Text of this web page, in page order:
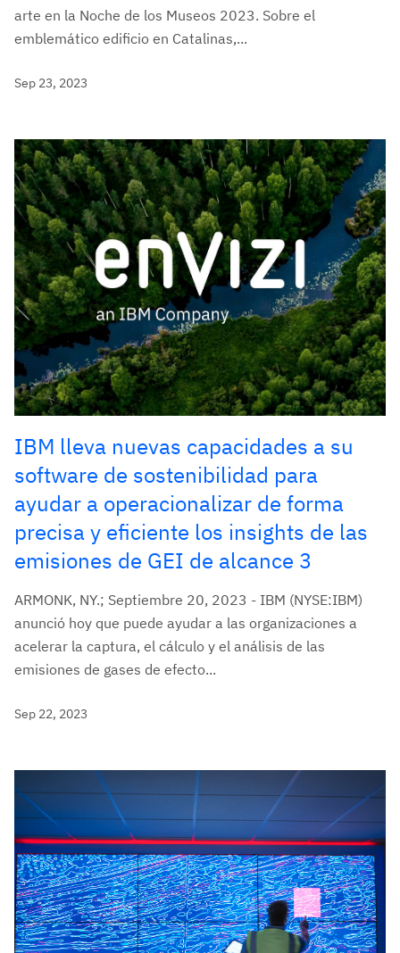
arte en la Noche de los Museos 2023. Sobre el
emblemático edificio en Catalinas,...
Sep 23, 2023
IBM lleva nuevas capacidades a su
software de sostenibilidad para
ayudar a operacionalizar de forma
precisa y eficiente los insights de las
emisiones de GEI de alcance 3
ARMONK, NY.; Septiembre 20, 2023 - IBM (NYSE:IBM)
anunció hoy que puede ayudar a las organizaciones a
acelerar la captura, el cálculo y el análisis de las
emisiones de gases de efecto...
Sep 22, 2023